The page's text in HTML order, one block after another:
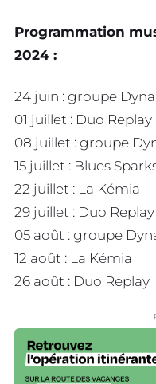
Programmation
2024 :
24 juin : groupe
01 juillet : Duo Replay
08 juillet : groupe
15 juillet : Blues
22 juillet : La Kémia
29 juillet : Duo Replay
05 août : groupe
12 août : La Kémia
26 août : Duo Replay